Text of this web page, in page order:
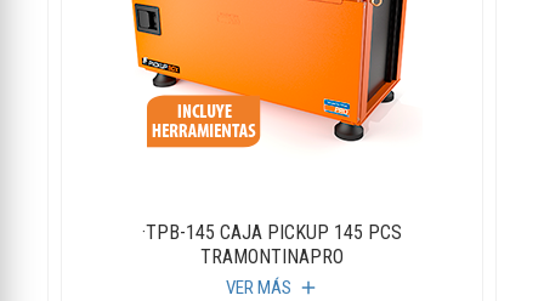
·TPB-145 CAJA PICKUP 145 PCS
TRAMONTINAPRO
VER MÁS add